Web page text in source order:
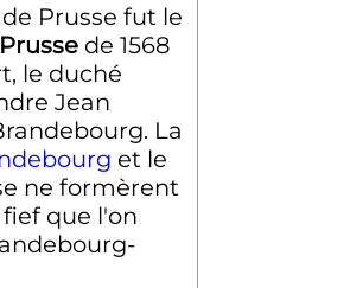
Prusse fut le
de 1568
le duché
Jean
La
et le
ne formèrent
que l'on